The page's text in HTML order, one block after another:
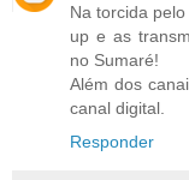
Na torcida
up e as
no Sumaré!
Além dos
canal digital.
Responder